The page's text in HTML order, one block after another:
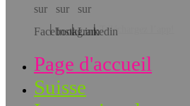
Téléchargez l’app!
Page d'accueil
Suisse